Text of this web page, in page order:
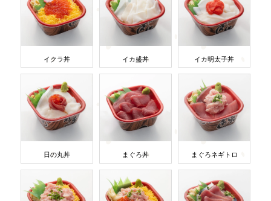
イクラ丼 イカ盛丼 イカ明太子丼
日の丸丼 まぐろ丼 まぐろネギトロ